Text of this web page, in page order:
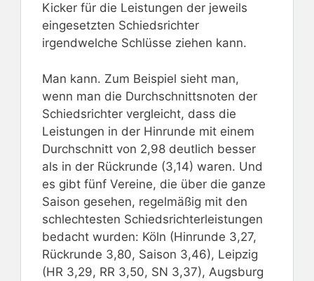
Kicker für die Leistungen der jeweils
eingesetzten Schiedsrichter
irgendwelche Schlüsse ziehen kann.
Man kann. Zum Beispiel sieht man,
wenn man die Durchschnittsnoten der
Schiedsrichter vergleicht, dass die
Leistungen in der Hinrunde mit einem
Durchschnitt von 2,98 deutlich besser
als in der Rückrunde (3,14) waren. Und
es gibt fünf Vereine, die über die ganze
Saison gesehen, regelmäßig mit den
schlechtesten Schiedsrichterleistungen
bedacht wurden: Köln (Hinrunde 3,27,
Rückrunde 3,80, Saison 3,46), Leipzig
(HR 3,29, RR 3,50, SN 3,37), Augsburg